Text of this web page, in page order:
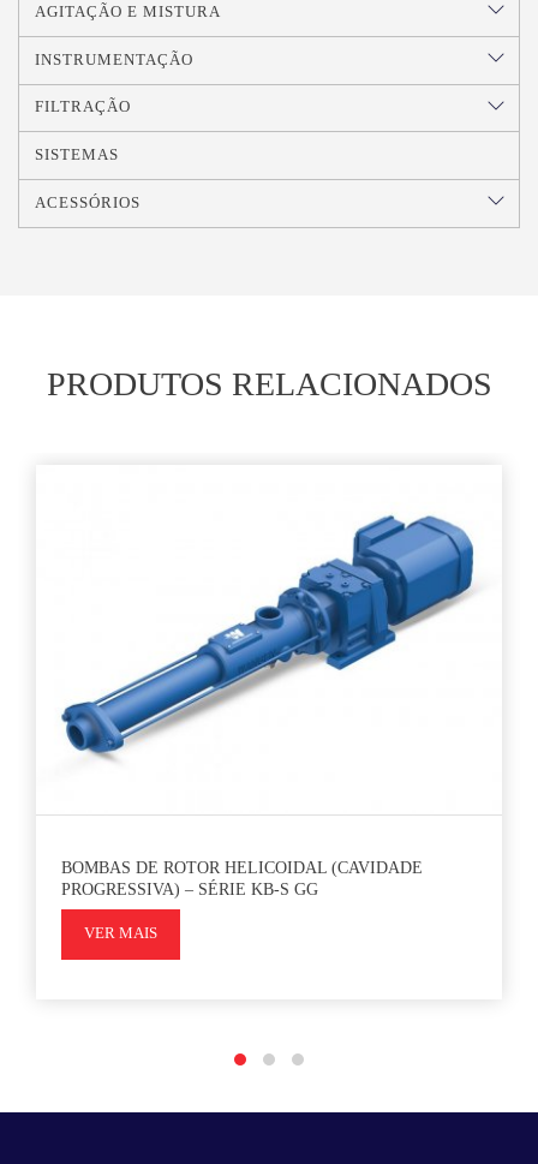
AGITAÇÃO E MISTURA
INSTRUMENTAÇÃO
FILTRAÇÃO
SISTEMAS
ACESSÓRIOS
PRODUTOS RELACIONADOS
BOMBAS DE ROTOR HELICOIDAL (CAVIDADE
PROGRESSIVA) – SÉRIE KB-S GG
VER MAIS